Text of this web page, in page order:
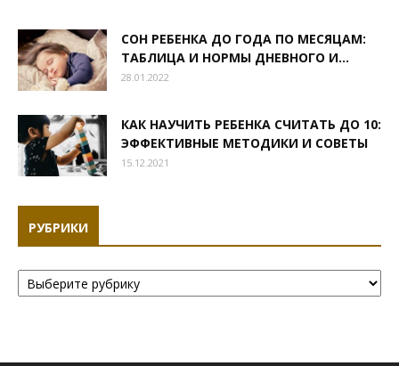
СОН РЕБЕНКА ДО ГОДА ПО МЕСЯЦАМ:
ТАБЛИЦА И НОРМЫ ДНЕВНОГО И...
28.01.2022
КАК НАУЧИТЬ РЕБЕНКА СЧИТАТЬ ДО 10:
ЭФФЕКТИВНЫЕ МЕТОДИКИ И СОВЕТЫ
15.12.2021
РУБРИКИ
Рубрики